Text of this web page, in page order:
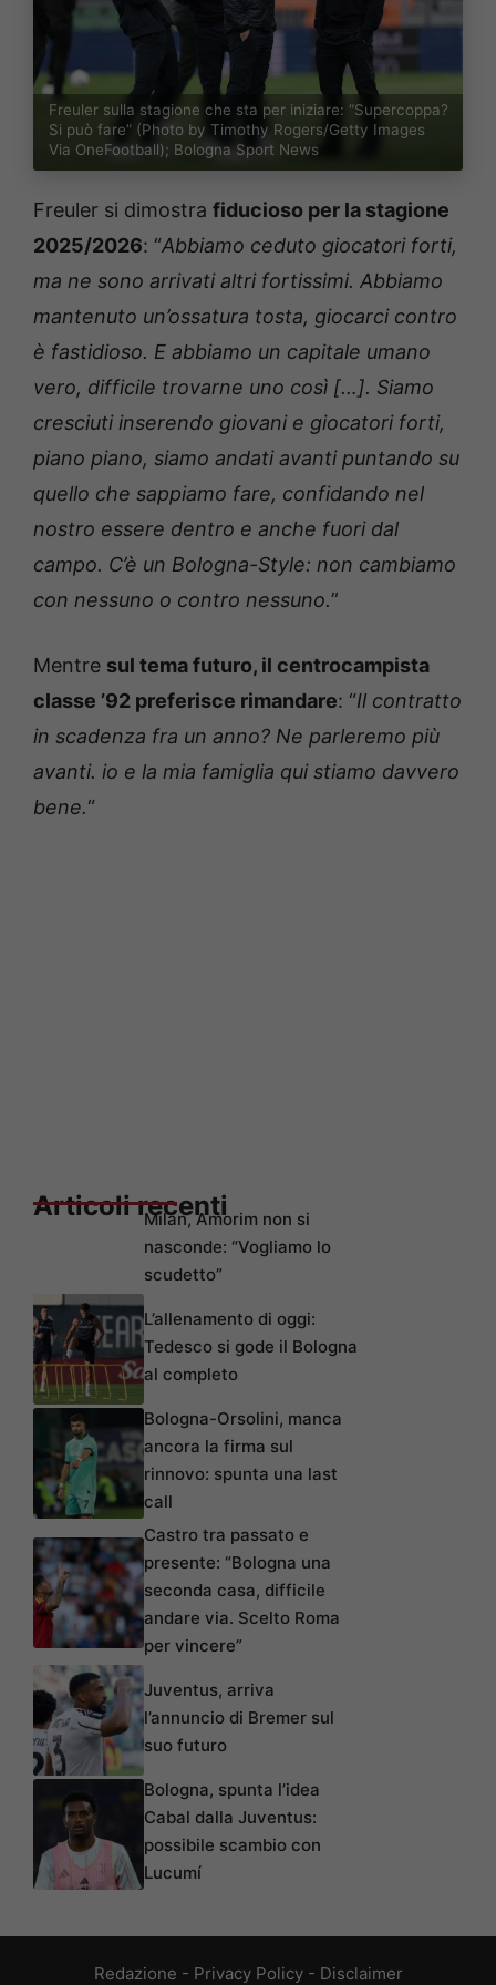
Freuler sulla stagione che sta per iniziare: “Supercoppa?
Si può fare” (Photo by Timothy Rogers/Getty Images
Via OneFootball); Bologna Sport News
Freuler si dimostra fiducioso per la stagione
2025/2026: “Abbiamo ceduto giocatori forti,
ma ne sono arrivati altri fortissimi. Abbiamo
mantenuto un’ossatura tosta, giocarci contro
è fastidioso. E abbiamo un capitale umano
vero, difficile trovarne uno così […]. Siamo
cresciuti inserendo giovani e giocatori forti,
piano piano, siamo andati avanti puntando su
quello che sappiamo fare, confidando nel
nostro essere dentro e anche fuori dal
campo. C’è un Bologna-Style: non cambiamo
con nessuno o contro nessuno.”
Mentre sul tema futuro, il centrocampista
classe ’92 preferisce rimandare: “Il contratto
in scadenza fra un anno? Ne parleremo più
avanti. io e la mia famiglia qui stiamo davvero
bene.“
Articoli recentiMilan, Amorim non si
nasconde: “Vogliamo lo
scudetto”
L’allenamento di oggi:
Tedesco si gode il Bologna
al completo
Bologna-Orsolini, manca
ancora la firma sul
rinnovo: spunta una last
call
Castro tra passato e
presente: “Bologna una
seconda casa, difficile
andare via. Scelto Roma
per vincere”
Juventus, arriva
l’annuncio di Bremer sul
suo futuro
Bologna, spunta l’idea
Cabal dalla Juventus:
possibile scambio con
Lucumí
Redazione - Privacy Policy- Disclaimer